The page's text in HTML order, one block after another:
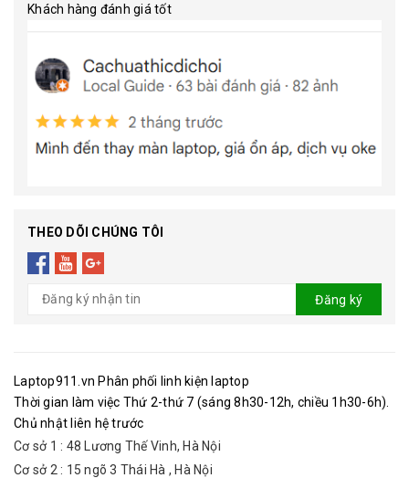
Khách hàng đánh giá tốt
THEO DÕI CHÚNG TÔI
Đăng ký
Laptop911.vn Phân phối linh kiện laptop
Thời gian làm việc Thứ 2-thứ 7 (sáng 8h30-12h, chiều 1h30-6h).
Chủ nhật liên hệ trước
Cơ sở 1 : 48 Lương Thế Vinh, Hà Nội
Cơ sở 2 : 15 ngõ 3 Thái Hà , Hà Nội